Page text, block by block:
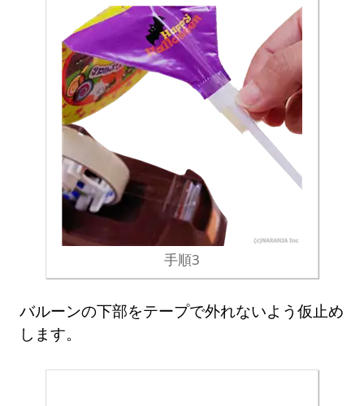
手順3
バルーンの下部をテープで外れないよう仮止め
します。